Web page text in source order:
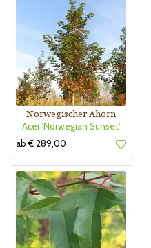
Norwegischer Ahorn
Acer 'Norwegian Sunset'
ab € 289,00